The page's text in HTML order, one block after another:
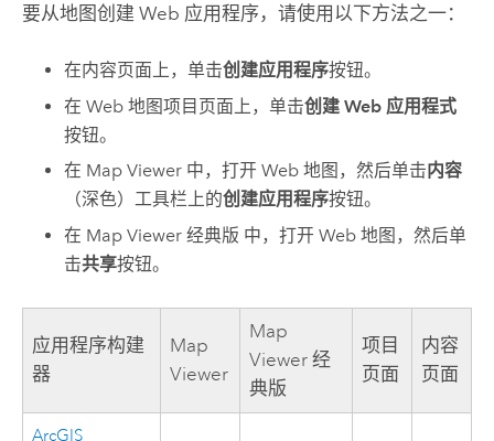
要从地图创建 Web 应用程序，请使用以下方法之一：
在内容页面上，单击创建应用程序按钮。
在 Web 地图项目页面上，单击创建 Web 应用程式
按钮。
在 Map Viewer 中，打开 Web 地图，然后单击内容
（深色）工具栏上的创建应用程序按钮。
在 Map Viewer 经典版 中，打开 Web 地图，然后单
击共享按钮。
应用程序构建
器
Map
Viewer
Map
Viewer 经
典版
项目
页面
内容
页面
ArcGIS